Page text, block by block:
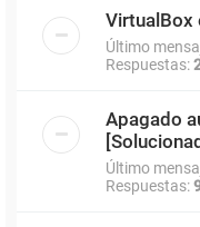
VirtualBox
Último
Respuestas:
Apagado
Último
Respuestas: